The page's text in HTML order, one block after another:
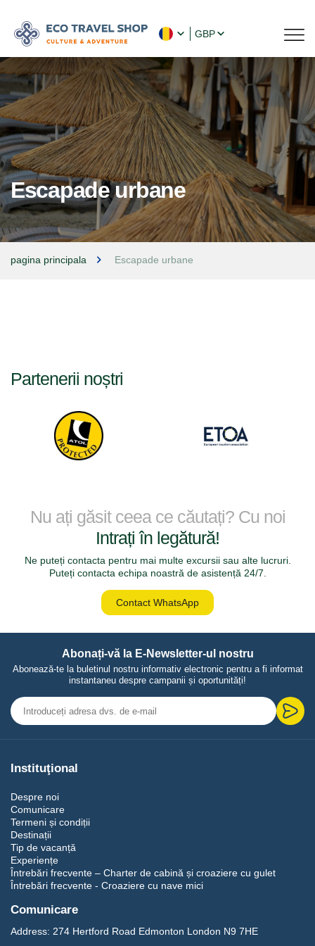
GBP
Escapade urbane
pagina principala Escapade urbane
Partenerii noștri
Nu ați găsit ceea ce căutați? Cu noi
Intrați în legătură!
Ne puteți contacta pentru mai multe excursii sau alte lucruri.
Puteți contacta echipa noastră de asistență 24/7.
Contact WhatsApp
Abonați-vă la E-Newsletter-ul nostru
Abonează-te la buletinul nostru informativ electronic pentru a fi informat
instantaneu despre campanii și oportunități!
Instituţional
Despre noi
Comunicare
Termeni și condiții
Destinații
Tip de vacanță
Experiențe
Întrebări frecvente – Charter de cabină și croaziere cu gulet
Întrebări frecvente - Croaziere cu nave mici
Comunicare
Address: 274 Hertford Road Edmonton London N9 7HE